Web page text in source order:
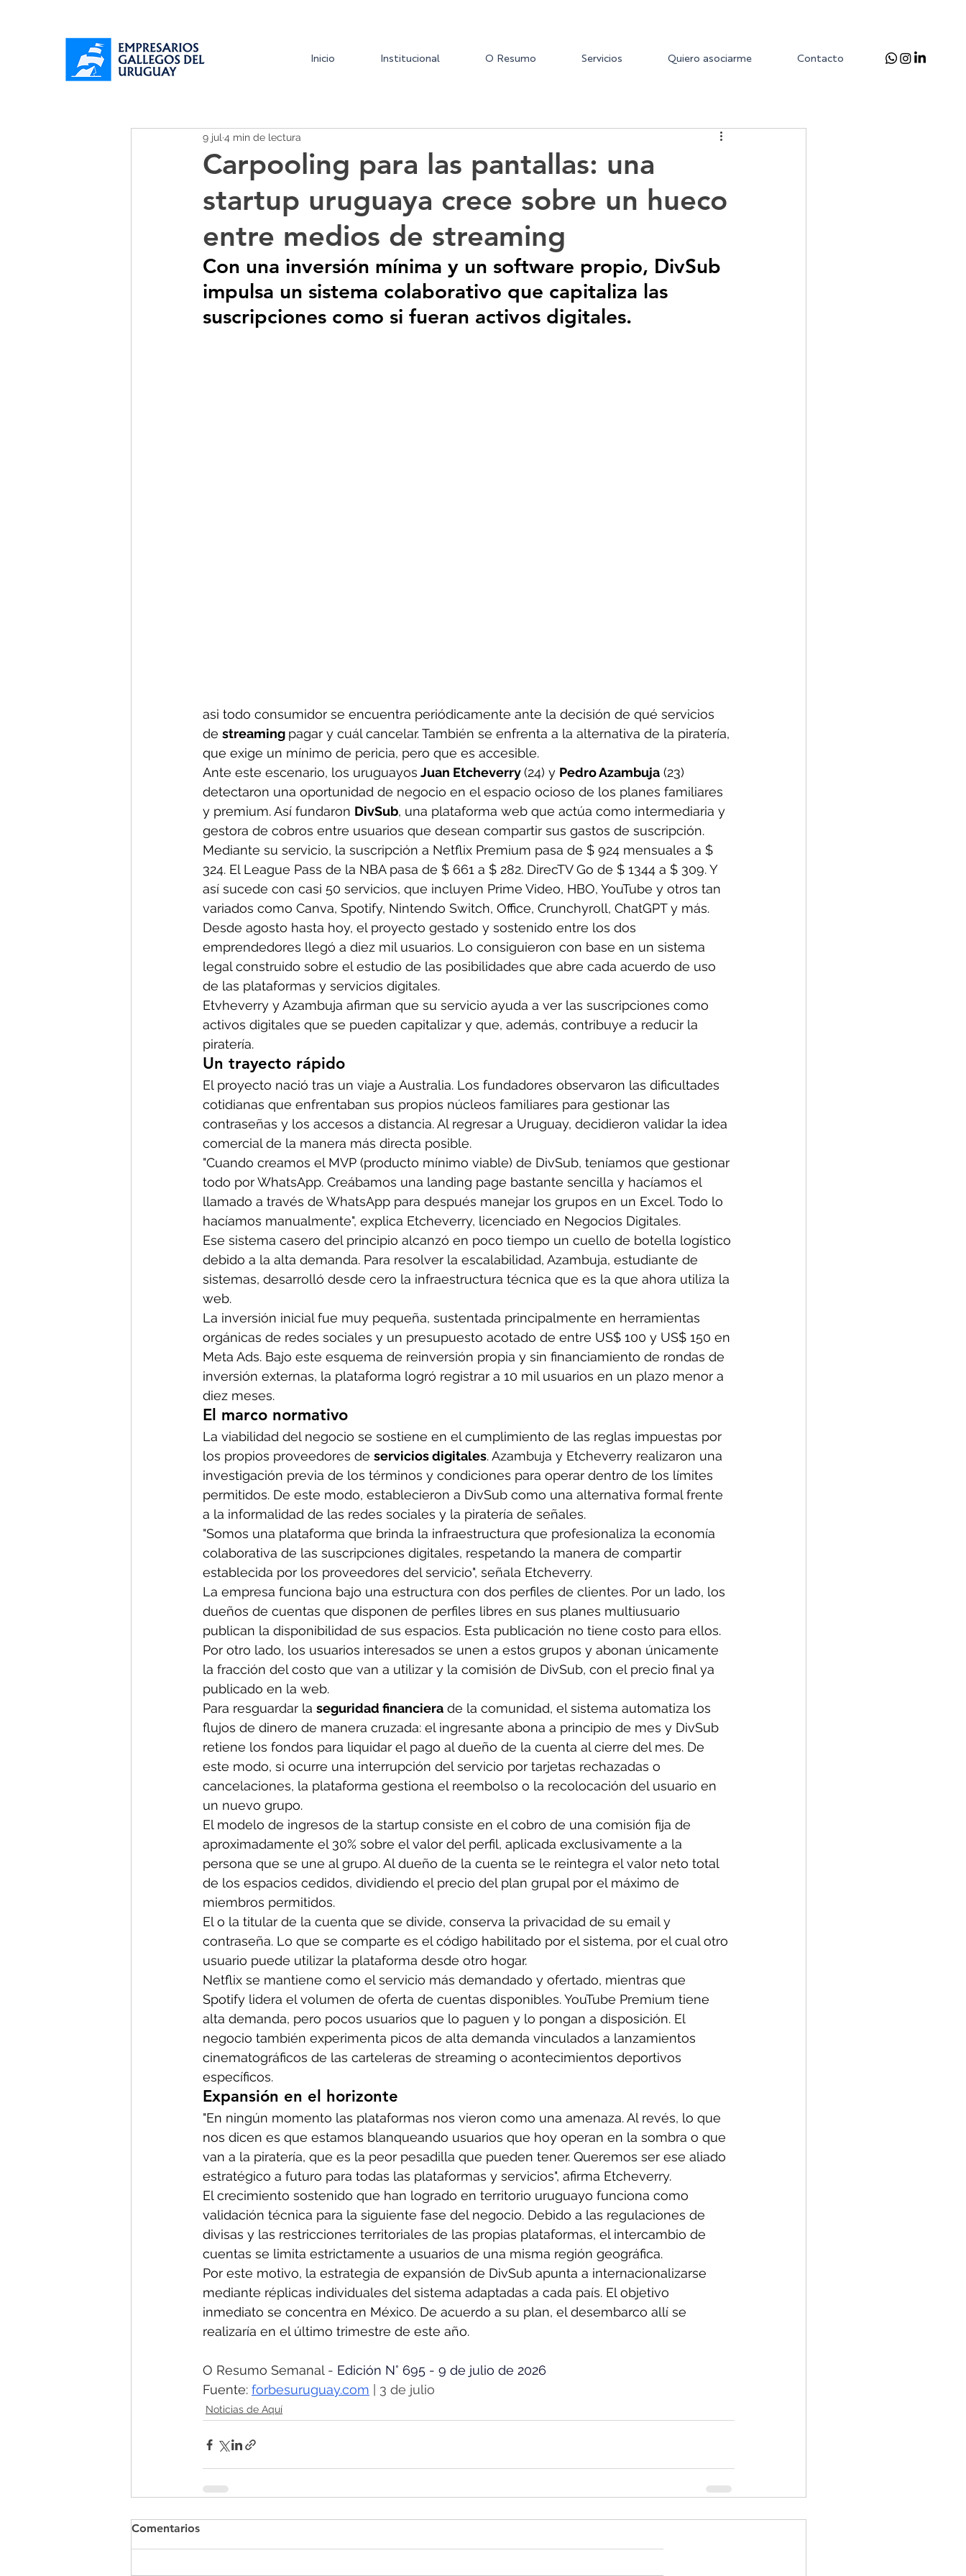
Inicio Institucional O Resumo Servicios Quiero asociarme Contacto
Carpooling para las pantallas: una
startup uruguaya crece sobre un hueco
entre medios de streaming
9 jul 4 min de lectura
Con una inversión mínima y un software propio, DivSub
impulsa un sistema colaborativo que capitaliza las
suscripciones como si fueran activos digitales.
asi todo consumidor se encuentra periódicamente ante la decisión de qué servicios
de streaming pagar y cuál cancelar. También se enfrenta a la alternativa de la piratería,
que exige un mínimo de pericia, pero que es accesible.
Ante este escenario, los uruguayos Juan Etcheverry (24) y Pedro Azambuja (23)
detectaron una oportunidad de negocio en el espacio ocioso de los planes familiares
y premium. Así fundaron DivSub, una plataforma web que actúa como intermediaria y
gestora de cobros entre usuarios que desean compartir sus gastos de suscripción.
Mediante su servicio, la suscripción a Netflix Premium pasa de $ 924 mensuales a $
324. El League Pass de la NBA pasa de $ 661 a $ 282. DirecTV Go de $ 1344 a $ 309. Y
así sucede con casi 50 servicios, que incluyen Prime Video, HBO, YouTube y otros tan
variados como Canva, Spotify, Nintendo Switch, Office, Crunchyroll, ChatGPT y más.
Desde agosto hasta hoy, el proyecto gestado y sostenido entre los dos
emprendedores llegó a diez mil usuarios. Lo consiguieron con base en un sistema
legal construido sobre el estudio de las posibilidades que abre cada acuerdo de uso
de las plataformas y servicios digitales.
Etvheverry y Azambuja afirman que su servicio ayuda a ver las suscripciones como
activos digitales que se pueden capitalizar y que, además, contribuye a reducir la
piratería.
Un trayecto rápido
El proyecto nació tras un viaje a Australia. Los fundadores observaron las dificultades
cotidianas que enfrentaban sus propios núcleos familiares para gestionar las
contraseñas y los accesos a distancia. Al regresar a Uruguay, decidieron validar la idea
comercial de la manera más directa posible.
"Cuando creamos el MVP (producto mínimo viable) de DivSub, teníamos que gestionar
todo por WhatsApp. Creábamos una landing page bastante sencilla y hacíamos el
llamado a través de WhatsApp para después manejar los grupos en un Excel. Todo lo
hacíamos manualmente", explica Etcheverry, licenciado en Negocios Digitales.
Ese sistema casero del principio alcanzó en poco tiempo un cuello de botella logístico
debido a la alta demanda. Para resolver la escalabilidad, Azambuja, estudiante de
sistemas, desarrolló desde cero la infraestructura técnica que es la que ahora utiliza la
web.
La inversión inicial fue muy pequeña, sustentada principalmente en herramientas
orgánicas de redes sociales y un presupuesto acotado de entre US$ 100 y US$ 150 en
Meta Ads. Bajo este esquema de reinversión propia y sin financiamiento de rondas de
inversión externas, la plataforma logró registrar a 10 mil usuarios en un plazo menor a
diez meses.
El marco normativo
La viabilidad del negocio se sostiene en el cumplimiento de las reglas impuestas por
los propios proveedores de servicios digitales. Azambuja y Etcheverry realizaron una
investigación previa de los términos y condiciones para operar dentro de los límites
permitidos. De este modo, establecieron a DivSub como una alternativa formal frente
a la informalidad de las redes sociales y la piratería de señales.
"Somos una plataforma que brinda la infraestructura que profesionaliza la economía
colaborativa de las suscripciones digitales, respetando la manera de compartir
establecida por los proveedores del servicio", señala Etcheverry.
La empresa funciona bajo una estructura con dos perfiles de clientes. Por un lado, los
dueños de cuentas que disponen de perfiles libres en sus planes multiusuario
publican la disponibilidad de sus espacios. Esta publicación no tiene costo para ellos.
Por otro lado, los usuarios interesados se unen a estos grupos y abonan únicamente
la fracción del costo que van a utilizar y la comisión de DivSub, con el precio final ya
publicado en la web.
Para resguardar la seguridad financiera de la comunidad, el sistema automatiza los
flujos de dinero de manera cruzada: el ingresante abona a principio de mes y DivSub
retiene los fondos para liquidar el pago al dueño de la cuenta al cierre del mes. De
este modo, si ocurre una interrupción del servicio por tarjetas rechazadas o
cancelaciones, la plataforma gestiona el reembolso o la recolocación del usuario en
un nuevo grupo.
El modelo de ingresos de la startup consiste en el cobro de una comisión fija de
aproximadamente el 30% sobre el valor del perfil, aplicada exclusivamente a la
persona que se une al grupo. Al dueño de la cuenta se le reintegra el valor neto total
de los espacios cedidos, dividiendo el precio del plan grupal por el máximo de
miembros permitidos.
El o la titular de la cuenta que se divide, conserva la privacidad de su email y
contraseña. Lo que se comparte es el código habilitado por el sistema, por el cual otro
usuario puede utilizar la plataforma desde otro hogar.
Netflix se mantiene como el servicio más demandado y ofertado, mientras que
Spotify lidera el volumen de oferta de cuentas disponibles. YouTube Premium tiene
alta demanda, pero pocos usuarios que lo paguen y lo pongan a disposición. El
negocio también experimenta picos de alta demanda vinculados a lanzamientos
cinematográficos de las carteleras de streaming o acontecimientos deportivos
específicos.
Expansión en el horizonte
"En ningún momento las plataformas nos vieron como una amenaza. Al revés, lo que
nos dicen es que estamos blanqueando usuarios que hoy operan en la sombra o que
van a la piratería, que es la peor pesadilla que pueden tener. Queremos ser ese aliado
estratégico a futuro para todas las plataformas y servicios", afirma Etcheverry.
El crecimiento sostenido que han logrado en territorio uruguayo funciona como
validación técnica para la siguiente fase del negocio. Debido a las regulaciones de
divisas y las restricciones territoriales de las propias plataformas, el intercambio de
cuentas se limita estrictamente a usuarios de una misma región geográfica.
Por este motivo, la estrategia de expansión de DivSub apunta a internacionalizarse
mediante réplicas individuales del sistema adaptadas a cada país. El objetivo
inmediato se concentra en México. De acuerdo a su plan, el desembarco allí se
realizaría en el último trimestre de este año.
O Resumo Semanal - Edición N° 695 - 9 de julio de 2026
Fuente: forbesuruguay.com | 3 de julio
Noticias de Aquí
Comentarios